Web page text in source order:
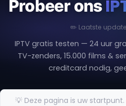
Probeer ons
✏️ Laatste
IPTV gratis testen — 24 uur
TV-zenders, 15.000 films &
creditcard nodig,
💡 Deze pagina is uw